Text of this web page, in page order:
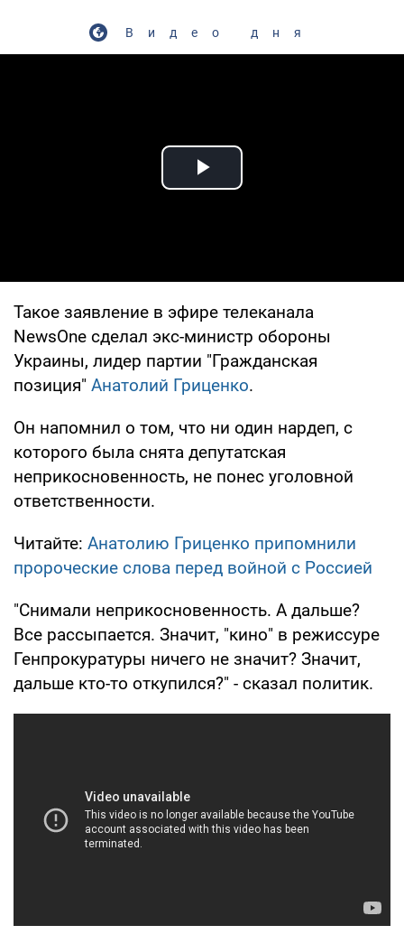
Видео дня
Play Video
Такое заявление в эфире телеканала
NewsOne сделал экс-министр обороны
Украины, лидер партии "Гражданская
позиция" Анатолий Гриценко.
Он напомнил о том, что ни один нардеп, с
которого была снята депутатская
неприкосновенность, не понес уголовной
ответственности.
Читайте: Анатолию Гриценко припомнили
пророческие слова перед войной с Россией
"Снимали неприкосновенность. А дальше?
Все рассыпается. Значит, "кино" в режиссуре
Генпрокуратуры ничего не значит? Значит,
дальше кто-то откупился?" - сказал политик.